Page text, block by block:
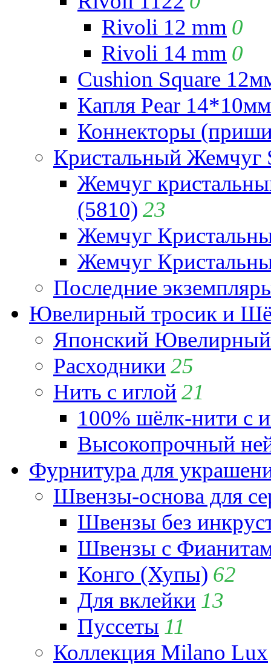
Rivoli 12 mm 0
Rivoli 14 mm 0
Cushion Square
Капля Pear
Коннекторы
Кристальный Жемчуг
Жемчуг
(5810) 23
Жемчуг
Жемчуг
Последние
Ювелирный тросик и
Японский
Расходники 25
Нить с иглой 21
100% шёлк-нити с
Высокопрочный
Фурнитура для
Швензы-основа для
Швензы без
Швензы с
Конго (Хупы) 62
Для вклейки 13
Пуссеты 11
Коллекция Milano Lux